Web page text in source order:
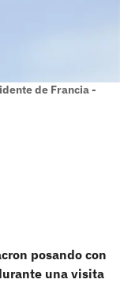
de Francia -
posando con
una visita